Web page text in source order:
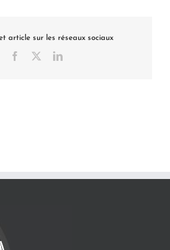
article sur les réseaux sociaux
Facebook LinkedIn